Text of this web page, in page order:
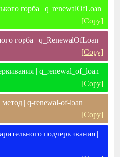
горба | q_renewalOfLoan
[Copy]
горба | q_RenewalOfLoan
[Copy]
| q_renewal_of_loan
[Copy]
| q-renewal-of-loan
[Copy]
подчеркивания |